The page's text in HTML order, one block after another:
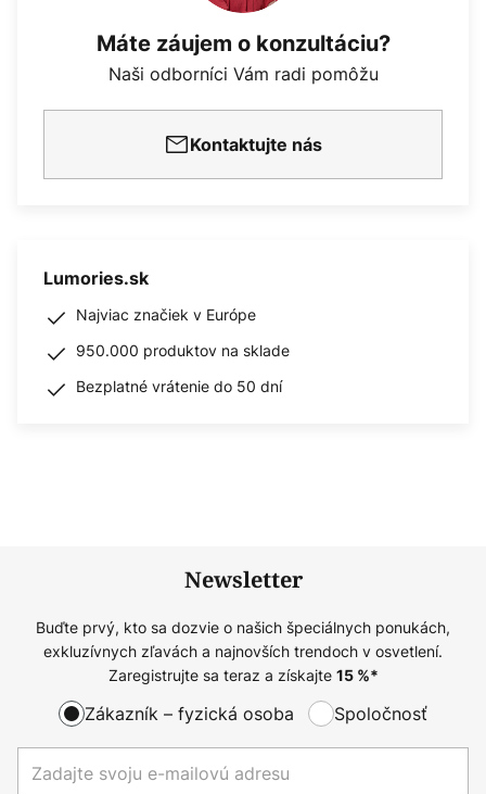
Máte záujem o konzultáciu?
Naši odborníci Vám radi pomôžu
Kontaktujte nás
Lumories.sk
Najviac značiek v Európe
950.000 produktov na sklade
Bezplatné vrátenie do 50 dní
Newsletter
Buďte prvý, kto sa dozvie o našich špeciálnych ponukách,
exkluzívnych zľavách a najnovších trendoch v osvetlení.
Zaregistrujte sa teraz a získajte 15%*
Zákazník – fyzická osoba Spoločnosť